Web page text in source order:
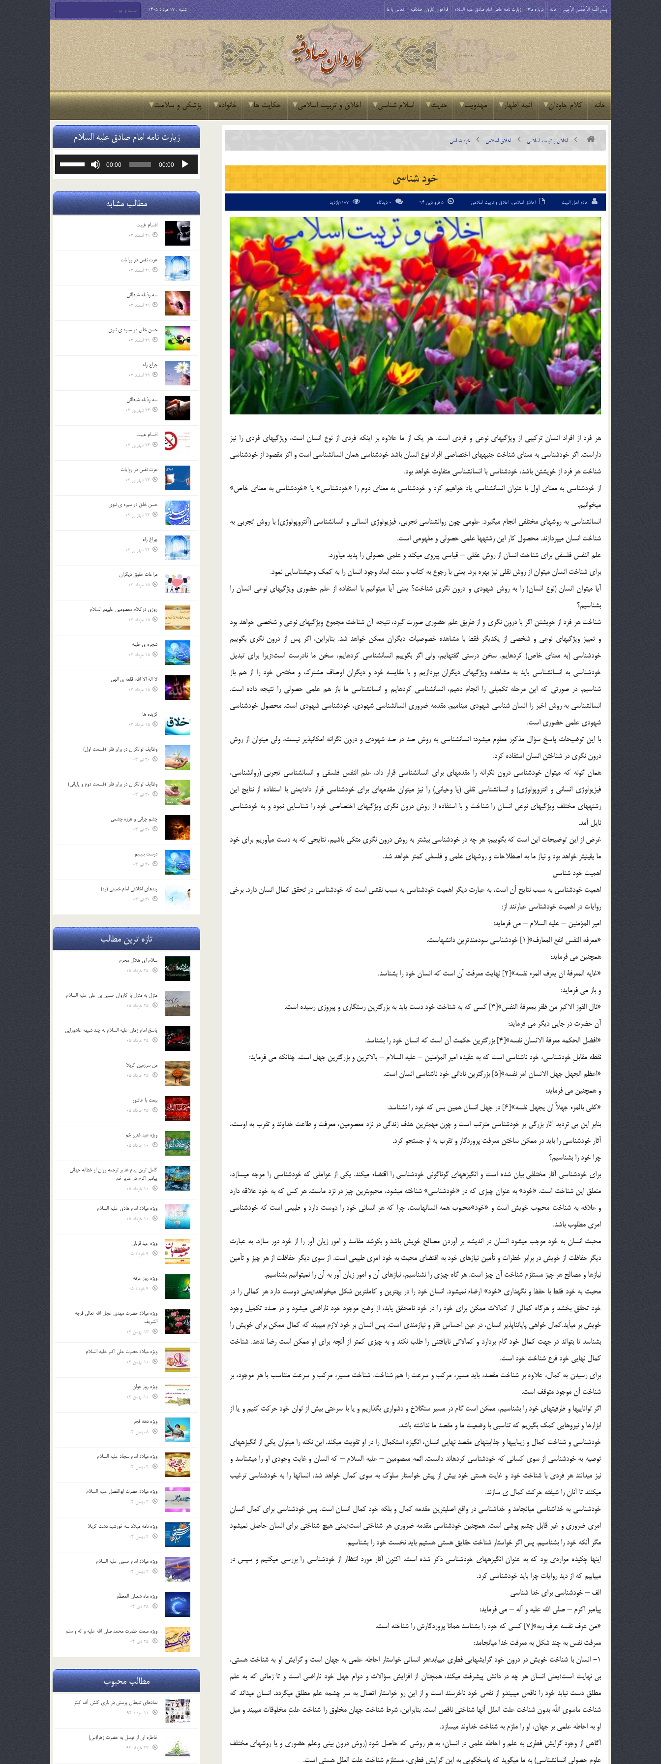
بِسْمِ اللَّـهِ الرَّحْمَـٰنِ الرَّحِيمِ خانه درباره ما زیارت نامه خاص امام صادق علیه السلام فراخوان کاروان صادقیه تماس با ما شنبه , 17 مرداد 1405
خانه کلام جاودان ائمه اطهار مهدویت حدیث اسلام شناسی اخلاق و تربیت اسلامی حکایت ها خانواده پزشکی و سلامت
اخلاق و تربیت اسلامی اخلاق اسلامی خود شناسی
خود شناسی
خادم اهل البیت اخلاق اسلامی, اخلاق و تربیت اسلامی 0 دیدگاه
هر فرد از افراد انسان تركيبي از ويژگيهاي نوعي و فردي است. هر يك از ما علاوه بر اينكه فردي از نوع انسان است، ويژگيهاي فردي را نيز
داراست. اگر خودشناسي به معناي شناخت جنبه‏هاي اختصاصي افراد نوع انسان باشد خودشناسي همان انسان‏شناسي است و اگر مقصود از خودشناسي
شناخت هر فرد از خويشتن باشد، خودشناسي با انسان‏شناسي متفاوت خواهد بود.
از خودشناسي به معناي اول با عنوان انسان‏شناسي ياد خواهيم كرد و خودشناسي به معناي دوم را «خودشناسي» يا «خودشناسي به معناي خاص»
مي‏خوانيم.
انسان‏شناسي به روشهاي مختلفي انجام مي‏گيرد. علومي چون روانشناسي تجربي، فيزيولوژي انساني و انسان‏شناسي (آنتروپولوژي) با روش تجربي به
شناخت انسان مي‏پردازند. محصول كار اين رشته‏ها علمي حصولي و مفهومي است.
علم النفس فلسفي براي شناخت انسان از روش عقلي – قياسي پيروي مي‏كند و علمي حصولي را پديد مي‏آورد.
براي شناخت انسان مي‏توان از روش نقلي نيز بهره برد. يعني با رجوع به كتاب و سنت ابعاد وجود انسان را به كمك وحي‏شناسايي نمود.
آيا مي‏توان انسان (نوع انسان) را به روش شهودي و درون نگري شناخت؟ يعني آيا مي‏توانيم با استفاده از علم حضوري ويژگي‏هاي نوعي انسان را
بشناسيم؟
شناخت هر فرد از خويشتن اگر با درون نگري و از طريق علم حضوري صورت گيرد، نتيجه آن شناخت مجموع ويژگيهاي نوعي و شخصي خواهد بود
و تمييز ويژگي‏هاي نوعي و شخصي از يكديگر فقط با مشاهده خصوصيات ديگران ممكن خواهد شد. بنابراين، اگر پس از درون نگري بگوييم
خودشناسي (به معناي خاص) كرده‏ايم. سخن درستي گفته‏ايم، ولي اگر بگوييم انسان‏شناسي كرده‏ايم، سخن ما نادرست است؛زيرا براي تبديل
خودشناسي به انسان‏شناسي بايد به مشاهده ويژگي‏هاي ديگران بپردازيم و با مقايسه خود و ديگران اوصاف مشترك و مختص خود را از هم باز
شناسيم. در صورتي كه اين مرحله تكميلي را انجام دهيم، انسان‏شناسي كرده‏ايم و انسان‏شناسي ما باز هم علمي حصولي را نتيجه داده است.
انسان‏شناسي به روش اخير را انسان شناسي شهودي مي‏ناميم. مقدمه ضروري انسان‏شناسي شهودي، خودشناسي شهودي است. محصول خودشناسي
شهودي علمي حضوري است.
با اين توضيحات پاسخ سؤال مذكور معلوم مي‏شود: انسان‏شناسي به روش صد در صد شهودي و درون نگرانه امكان‏پذير نيست، ولي مي‏توان از روش
درون نگري در شناختن انسان استفاده كرد.
همان گونه كه مي‏توان خودشناسي درون نگرانه را مقدمه‏اي براي انسان‏شناسي قرار داد، علم النفس فلسفي و انسان‏شناسي تجربي (روان‏شناسي،
فيزيولوژي انساني و انتروپولوژي) و انسان‏شناسي نقلي (يا وحياني) را نيز مي‏توان مقدمه‏اي براي خودشناسي قرار داد؛يعني با استفاده از نتايج اين
رشته‏هاي مختلف ويژگي‏هاي نوعي انسان را شناخت و با استفاده از روش درون نگري ويژگي‏هاي اختصاصي خود را شناسايي نمود و به خودشناسي
نايل آمد.
غرض از اين توضيحات اين است كه بگوييم: هر چه در خودشناسي بيشتر به روش درون نگري متكي باشيم، نتايجي كه به دست مي‏آوريم براي خود
ما يقيني‏تر خواهد بود و نياز ما به اصطلاحات و روش‏هاي علمي و فلسفي كمتر خواهد شد.
اهميت خود شناسي
اهميت خودشناسي به سبب نتايج آن است، به عبارت ديگر اهميت خودشناسي به سبب نقشي است كه خودشناسي در تحقق كمال انسان دارد. برخي
روايات در اهميت خودشناسي عبارتند از:
امير المؤمنين – عليه السلام – مي فرمايد:
«معرفه النفس انفع المعارف»[1] خودشناسي سودمندترين دانشهاست.
همچنين مي فرمايد:
«غايه المعرفة ان يعرف المرء نفسه»[2] نهايت معرفت آن است كه انسان خود را بشناسد.
و باز مي فرمايد:
«نال الفوز الاكبر من ظفر بمعرفة النفس»[3] كسي كه به شناخت خود دست يابد به بزرگترين رستگاري و پيروزي رسيده است.
آن حضرت در جايي ديگر مي فرمايد:
«افضل الحكمه معرفة الانسان نفسه»[4] بزرگترين حكمت آن است كه انسان خود را بشناسد.
نقطه مقابلِ خودشناسي، خود ناشناسي است كه به عقيده امير المؤمنين – عليه السلام – بالاترين و بزرگترين جهل است. چنانكه مي فرمايد:
«اعظم الجهل جهل الانسان امر نفسه»[5] بزرگ‏ترين ناداني خود ناشناسي انسان است.
و همچنين مي فرمايد:
«كفي بالمرء جهلاً ان يجهل نفسه»[6] در جهل انسان همين بس كه خود را نشناسد.
بنابر اين بي ترديد آثار بزرگي بر خودشناسي مترتب است و چون مهمترين هدف زندگي در نزد معصومين، معرفت و طاعت خداوند و تقرب به اوست،
آثار خودشناسي را بايد در ممكن ساختن معرفت پروردگار و تقرب به او جستجو كرد.
چرا خود را بشناسيم؟
براي خودشناسي آثار مختلفي بيان شده است و انگيزه‏هاي گوناگوني خودشناسي را اقتضاء مي‏كند. يكي از عواملي كه خودشناسي را موجه مي‏سازد،
متعلق اين شناخت است. «خود» به عنوان چيزي كه در «خودشناسي» شناخته مي‏شود، محبوبترين چيز در نزد ماست. هر كس كه به خود علاقه دارد
و علاقه به شناخت محبوب خويش است و «خود»محبوب همه انسانهاست، چرا كه هر انساني خود را دوست دارد و طبيعي است كه خودشناسي
امري مطلوب باشد.
محبت انسان به خود موجب مي‏شود انسان در انديشه بر آوردن مصالح خويش باشد و بكوشد مفاسد و امور زيان آور را از خود دور سازد. به عبارت
ديگر حفاظت از خويش در برابر خطرات و تأمين نيازهاي خود به اقتضاي محبت به خود امري طبيعي است. از سوي ديگر حفاظت از هر چيز و تأمين
نيازها و مصالح هر چيز مستلزم شناخت آن چيز است. هر گاه چيزي را نشناسيم، نيازهاي آن و امور زيان آور به آن را نمي‏توانيم بشناسيم.
محبت به خود فقط با حفظ و نگهداري «خود» ارضاء نمي‏شود. انسان خود را در بهترين و كاملترين شكل مي‏خواهد؛يعني دوست دارد هر كمالي را در
خود تحقق بخشد و هرگاه كمالي از كمالات ممكن براي خود را در خود نامحقق يابد، از وضع موجود خود ناراضي مي‏شود و در صدد تكميل وجود
خويش بر مي‏آيد.كمال خواهي پايان‏ناپذير انسان، در عين احساس فقر و نيازمندي است. پس انسان بر خود لازم مي‏بيند كه كمال ممكن براي خويش را
بشناسد تا بتواند در جهت كمال خود گام بردارد و كمالاتي نايافتني را طلب نكند و به چيزي كمتر از آنچه براي او ممكن است رضا ندهد. شناخت
كمال نهايي خود فرع شناخت خود است.
براي رسيدن به كمال، علاوه بر شناخت مقصد، بايد مسير، مركب و سرعت را هم شناخت. شناخت مسير، مركب و سرعت متناسب با هر موجود، بر
شناخت آن موجود متوقف است.
اگر تواناييها و ظرفيتهاي خود را بشناسيم، ممكن است گام در مسير سنگلاخ و دشواري بگذاريم و يا با سرعتي بيش از توان خود حركت كنيم و يا از
ابزارها و نيروهايي كمك بگيريم كه تناسبي با وضعيت ما و مقصد ما نداشته باشد.
خودشناسي و شناخت كمال و زيباييها و جذابيتهاي مقصد نهايي انسان، انگيزه استكمال را در او تقويت مي‏كند. اين نكته را مي‏توان يكي از انگيزه‏هاي
توصيه به خودشناسي از سوي كساني كه خودشناسي كرده‏اند دانست. ائمه معصومين – عليه السلام – كه انسان و غايت وجودي او را مي‏شناسد و
نيز مي‏دانند هر فردي با شناخت خود و غايت هستي خود بيش از پيش خواستار سلوك به سوي كمال خواهد شد، انسانها را به خودشناسي ترغيب
مي‏كنند تا آنان را شيفته حركت كمال ي سازند.
خودشناسي به خداشناسي مي‏انجامد و خداشناسي در واقع اصلي‏ترين مقدمه كمال و بلكه خود كمال انسان است. پس خودشناسي براي كمال انسان
امري ضروري و غير قابل چشم پوشي است. همچنين خودشناسي مقدمه ضروري هر شناختي است؛يعني هيچ شناختي براي انسان حاصل نمي‏شود
مگر آنكه خود را بشناسيم. پس اگر خواستار شناخت حقايق هستي هستيم بايد نخست خود را بشناسيم.
اينها چكيده مواردي بود كه به عنوان انگيزه‏هاي خودشناسي ذكر شده است. اكنون آثار مورد انتظار از خودشناسي را بررسي مي‏كنيم و سپس در
مي‏يابيم كه از ديد روايات چرا بايد خودشناسي كرد.
الف – خودشناسي براي خدا شناسي
پيامبر اكرم – صلي الله عليه و آله – مي فرمايد:
«من عرف نفسه عرف ربه»[7] كسي كه خود را بشناسد همانا پروردگارش را شناخته است.
معرفت نفس به چند شكل به معرفت خدا مي‏انجامد:
1- انسان با شناخت خويش در درون خود گرايشهايي فطري مي‏يابد؛هر انساني خواستار احاطه علمي به جهان است و گرايش او به شناخت هستي،
بي نهايت است؛يعني انسان هر چه در دانش پيشرفت مي‏كند، همچنان از افزايش سؤالات و دوام جهل خود ناراضي است و تا زماني كه به علم
مطلق دست نيابد خود را ناقص مي‏بيندو از نقص خود ناخرسند است و از اين رو خواستار اتصال به سر چشمه علم مطلق مي‏گردد. انسان مي‏داند كه
شناخت ماسوي اللَّه بدون شناخت علت العلل آنها شناختي ناقص است. بنابراين، شرط شناخت جهان مخلوق را شناخت علتِ مخلوقات مي‏بيند و ميل
او به احاطه علمي بر جهان، او را ملزم به شناخت خداوند مي‏سازد.
آگاهي از وجود گرايش فطري به علم و احاطه علمي در انسان، به هر روشي كه حاصل شود (روش درون بيني وعلم حضوري و يا روشهاي مختلف
علوم حصولي انسان‏شناسي) به ما مي‏گويد كه پاسخگويي به اين گرايش فطري، مستلزم شناخت علت العلل هستي است.
زیارت نامه امام صادق علیه السلام
پخش‌کننده
00:00
00:00
یا
صدا
کلیدهای
مطالب مشابه
اقسام غيبت
29 اسفند 03
عزت نفس در روايات
29 اسفند 03
سه رذیله شیطانی
29 اسفند 03
حسن خلق در سيره ي نبوي
29 اسفند 03
چراغ راه
29 اسفند 03
سه رذیله شیطانی
24 شهریور 03
اقسام غيبت
24 شهریور 03
عزت نفس در روايات
24 شهریور 03
حسن خلق در سيره ي نبوي
24 شهریور 03
چراغ راه
24 شهریور 03
مراعات حقوق ديگران
15 مرداد 03
روزي دركلام معصومين عليهم السلام
15 مرداد 03
شجره ي طيبه
15 مرداد 03
لا اله الا الله، قلعه ي الهي
15 مرداد 03
گزيده ها
15 مرداد 03
وظایف توانگران در برابر فقرا (قسمت اول)
30 تیر 03
وظایف توانگران در برابر فقرا (قسمت دوم و پایانی)
30 تیر 03
چشم ‏چرانى و هرزه‏ چشمى
30 تیر 03
درست ببينيم
30 تیر 03
پندهاي اخلاقي امام خميني (ره)
30 تیر 03
تازه ترین مطالب
سلام ای هلال محرم
منزل به منزل با کاروان حسین بن علی علیه السلام
پاسخ امام زمان علیه السلام به چند شبهه عاشورایی
من سرزمین کربلا
بیعت با عاشورا
ویژه عید غدیر خم
کامل ترین پیام غدیر ترجمه روان از خطابه جهانی
پیامبر اکرم در غدیر خم
ویژه میلاد امام هادی علیه السلام
ویژه عید قربان
ویژه روز عرفه
ویژه میلاد حضرت مهدی عجل الله تعالی فرجه
الشريف
ویژه میلاد حضرت علی اکبر علیه السلام
ویژه روز جوان
ویژه دهه فجر
ویژه میلاد امام سجاد علیه السلام
ویژه میلاد حضرت ابوالفضل علیه السلام
ویژه نامه میلاد سه خورشید دشت کربلا
ویژه میلاد امام حسین علیه السلام
ویژه ماه شعبان المعظّم
ویژه مبعث حضرت محمد صلی الله علیه و اله و سلم
مطالب محبوب
نمادهای شیطان پرستی در بازی کلش آف کلنز
خاطره ای از توسل به حضرت زهرا(س)